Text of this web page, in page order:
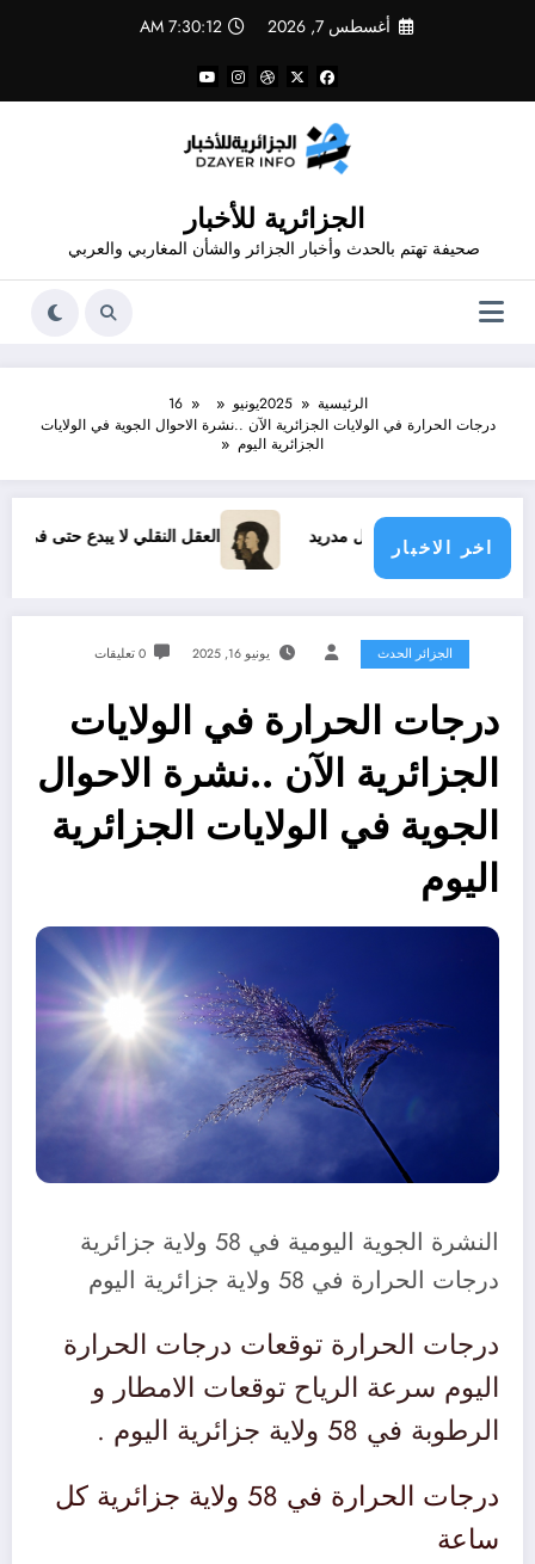
أغسطس 7, 2026 7:30:13 AM
الجزائرية للأخبار
صحيفة تهتم بالحدث وأخبار الجزائر والشأن المغاربي والعربي
الرئيسية 2025يونيو
16
درجات الحرارة في الولايات الجزائرية الآن ..نشرة الاحوال الجوية في الولايات
الجزائرية اليوم
اخر الاخبار
مع ريال مدريد العقل النقلي لا يبدع حتى في تجارب حركات
الجزائر الحدث يونيو 16, 2025 0 تعليقات
درجات الحرارة في الولايات
الجزائرية الآن ..نشرة الاحوال
الجوية في الولايات الجزائرية
اليوم
النشرة الجوية اليومية في 58 ولاية جزائرية
درجات الحرارة في 58 ولاية جزائرية اليوم
درجات الحرارة توقعات درجات الحرارة
اليوم سرعة الرياح توقعات الامطار و
الرطوبة في 58 ولاية جزائرية اليوم .
درجات الحرارة في 58 ولاية جزائرية كل
ساعة